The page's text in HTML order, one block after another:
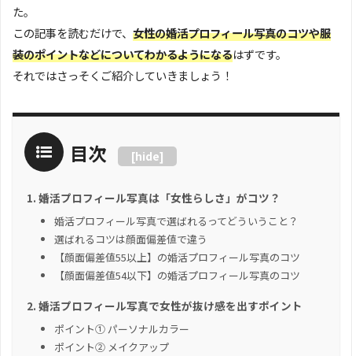
た。
この記事を読むだけで、 女性の婚活プロフィール写真のコツや服
装のポイントなどについてわかるようになるはずです。
それではさっそくご紹介していきましょう！
目次 [hide]
婚活プロフィール写真は「女性らしさ」がコツ？
婚活プロフィール写真で選ばれるってどういうこと？
選ばれるコツは顔面偏差値で違う
【顔面偏差値55以上】の婚活プロフィール写真のコツ
【顔面偏差値54以下】の婚活プロフィール写真のコツ
婚活プロフィール写真で女性が抜け感を出すポイント
ポイント① パーソナルカラー
ポイント② メイクアップ